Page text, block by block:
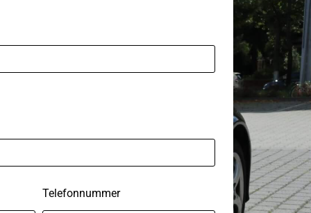
Telefonnummer